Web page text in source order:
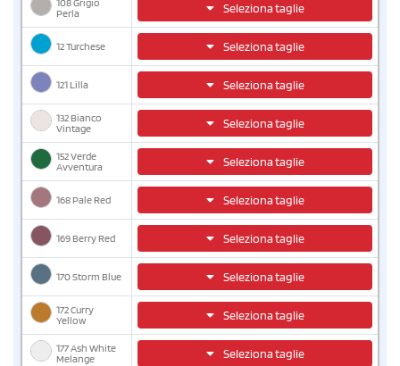
Perla
Seleziona taglie
12 Turchese Seleziona taglie
121 Lilla Seleziona taglie
132 Bianco
Vintage
Seleziona taglie
152 Verde
Avventura
Seleziona taglie
168 Pale Red Seleziona taglie
169 Berry Red Seleziona taglie
170 Storm Blue Seleziona taglie
172 Curry
Yellow
Seleziona taglie
177 Ash White
Melange
Seleziona taglie